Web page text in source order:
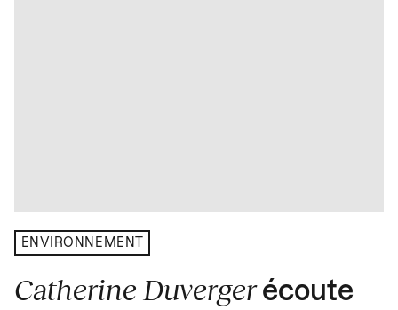
ENVIRONNEMENT
Catherine Duvergerécoute